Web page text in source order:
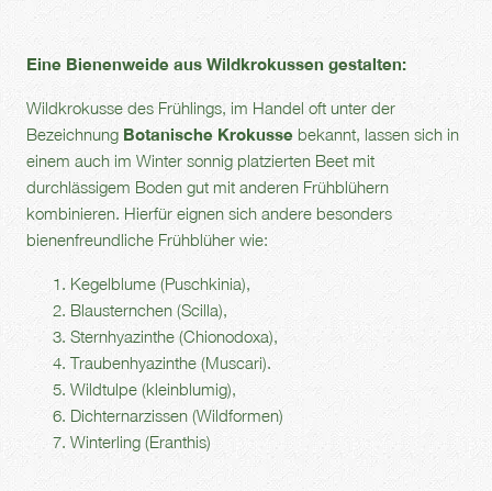
Eine Bienenweide aus Wildkrokussen gestalten:
Wildkrokusse des Frühlings, im Handel oft unter der
Bezeichnung Botanische Krokusse bekannt, lassen sich in
einem auch im Winter sonnig platzierten Beet mit
durchlässigem Boden gut mit anderen Frühblühern
kombinieren. Hierfür eignen sich andere besonders
bienenfreundliche Frühblüher wie:
Kegelblume (Puschkinia),
Blausternchen (Scilla),
Sternhyazinthe (Chionodoxa),
Traubenhyazinthe (Muscari).
Wildtulpe (kleinblumig),
Dichternarzissen (Wildformen)
Winterling (Eranthis)